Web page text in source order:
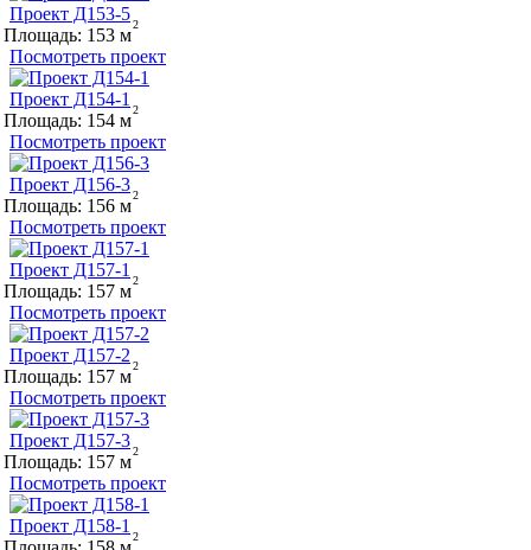
Проект Д153-5
Площадь: 153
Посмотреть проект
Проект Д154-1
Площадь: 154
Посмотреть проект
Проект Д156-3
Площадь: 156
Посмотреть проект
Проект Д157-1
Площадь: 157
Посмотреть проект
Проект Д157-2
Площадь: 157
Посмотреть проект
Проект Д157-3
Площадь: 157
Посмотреть проект
Проект Д158-1